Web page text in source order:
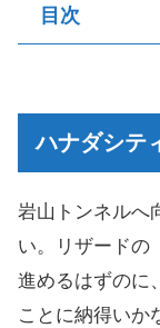
目次
自転車
カモネ
いざ、サ
ハナダシテ
岩山トンネルへ
い。リザードの
進めるはずのに
ことに納得いか